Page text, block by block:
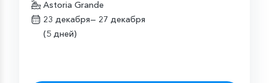
Astoria Grande
23 декабря— 27 декабря
(5 дней)